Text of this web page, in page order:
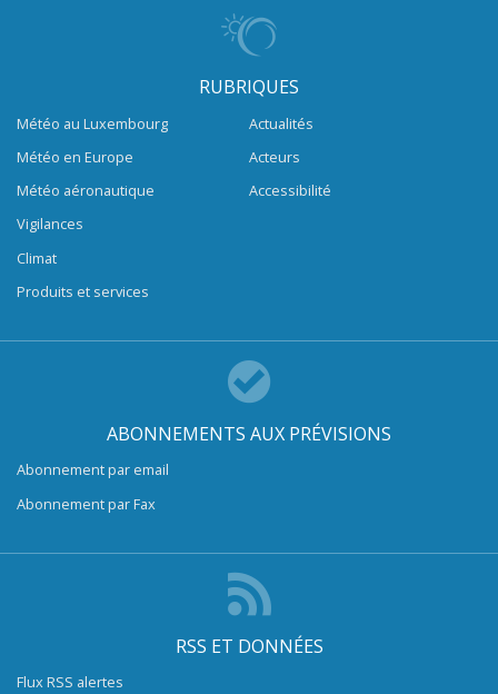
RUBRIQUES
Météo au Luxembourg
Météo en Europe
Météo aéronautique
Vigilances
Climat
Produits et services
Actualités
Acteurs
Accessibilité
ABONNEMENTS AUX PRÉVISIONS
Abonnement par email
Abonnement par Fax
RSS ET DONNÉES
Flux RSS alertes